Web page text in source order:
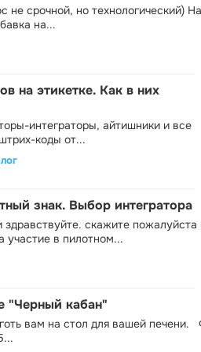
не срочной, но технологический) На
на...
на этикетке. Как в них
интеграторы, айтишники и все
коды от...
знак. Выбор интегратора
скажите пожалуйста
участие в пилотном...
"Черный кабан"
вам на стол для вашей печени.